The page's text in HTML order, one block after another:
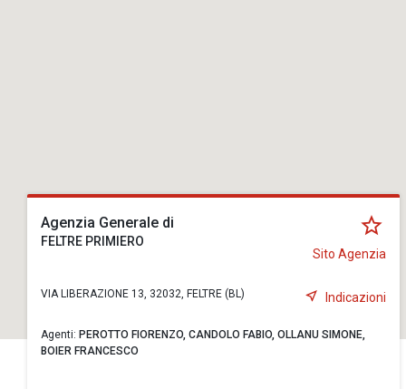
Agenzia Generale di
FELTRE PRIMIERO
Sito Agenzia
VIA LIBERAZIONE 13, 32032, FELTRE (BL) Indicazioni
Agenti: PEROTTO FIORENZO, CANDOLO FABIO, OLLANU SIMONE,
BOIER FRANCESCO